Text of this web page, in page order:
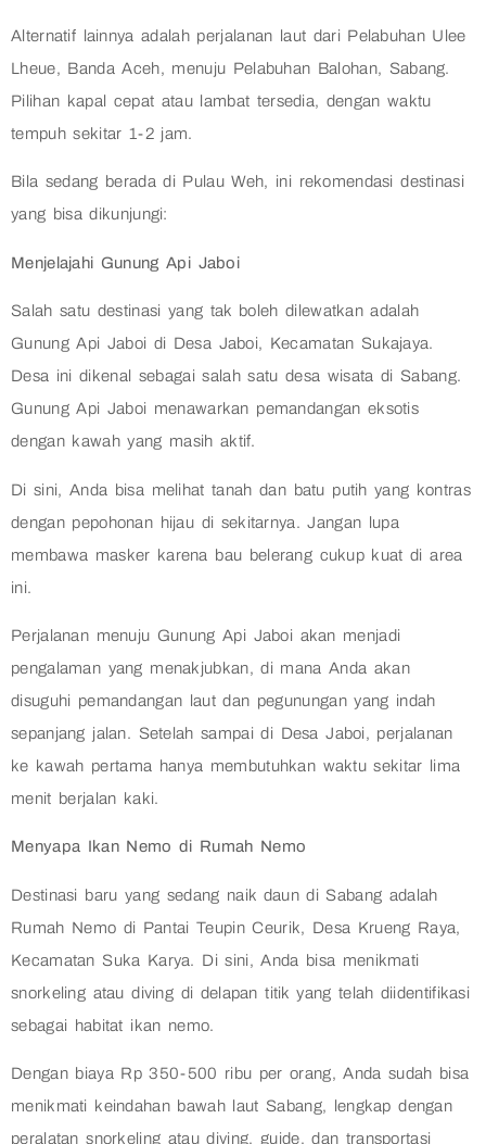
Alternatif lainnya adalah perjalanan laut dari Pelabuhan Ulee
Lheue, Banda Aceh, menuju Pelabuhan Balohan, Sabang.
Pilihan kapal cepat atau lambat tersedia, dengan waktu
tempuh sekitar 1-2 jam.
Bila sedang berada di Pulau Weh, ini rekomendasi destinasi
yang bisa dikunjungi:
Menjelajahi Gunung Api Jaboi
Salah satu destinasi yang tak boleh dilewatkan adalah
Gunung Api Jaboi di Desa Jaboi, Kecamatan Sukajaya.
Desa ini dikenal sebagai salah satu desa wisata di Sabang.
Gunung Api Jaboi menawarkan pemandangan eksotis
dengan kawah yang masih aktif.
Di sini, Anda bisa melihat tanah dan batu putih yang kontras
dengan pepohonan hijau di sekitarnya. Jangan lupa
membawa masker karena bau belerang cukup kuat di area
ini.
Perjalanan menuju Gunung Api Jaboi akan menjadi
pengalaman yang menakjubkan, di mana Anda akan
disuguhi pemandangan laut dan pegunungan yang indah
sepanjang jalan. Setelah sampai di Desa Jaboi, perjalanan
ke kawah pertama hanya membutuhkan waktu sekitar lima
menit berjalan kaki.
Menyapa Ikan Nemo di Rumah Nemo
Destinasi baru yang sedang naik daun di Sabang adalah
Rumah Nemo di Pantai Teupin Ceurik, Desa Krueng Raya,
Kecamatan Suka Karya. Di sini, Anda bisa menikmati
snorkeling atau diving di delapan titik yang telah diidentifikasi
sebagai habitat ikan nemo.
Dengan biaya Rp 350-500 ribu per orang, Anda sudah bisa
menikmati keindahan bawah laut Sabang, lengkap dengan
peralatan snorkeling atau diving, guide, dan transportasi